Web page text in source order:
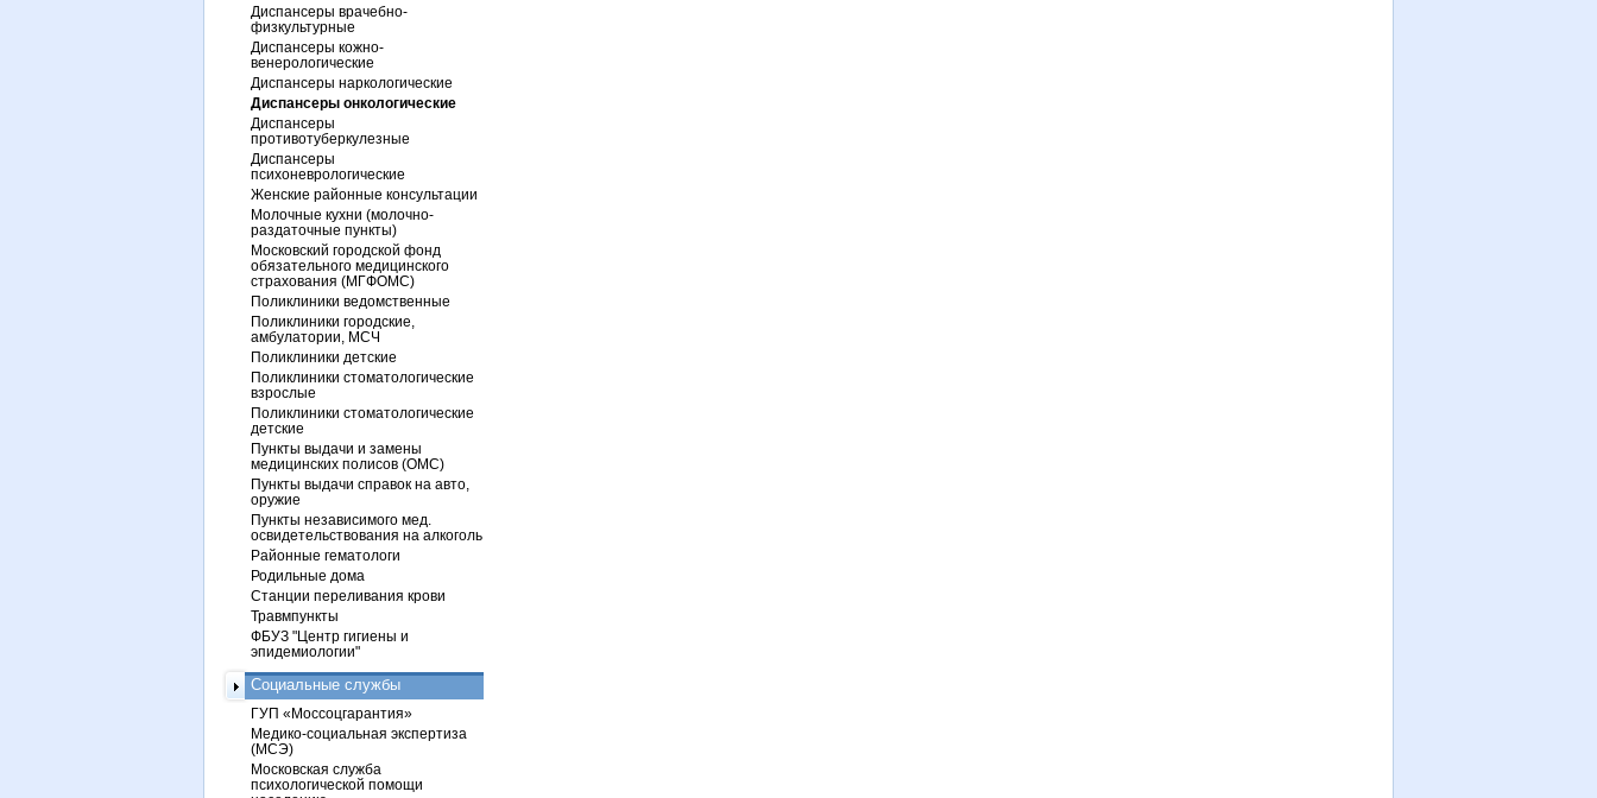
Диспансеры врачебно-
физкультурные
Диспансеры кожно-
венерологические
Диспансеры наркологические
Диспансеры онкологические
Диспансеры
противотуберкулезные
Диспансеры
психоневрологические
Женские районные консультации
Молочные кухни (молочно-
раздаточные пункты)
Московский городской фонд
обязательного медицинского
страхования (МГФОМС)
Поликлиники ведомственные
Поликлиники городские,
амбулатории, МСЧ
Поликлиники детские
Поликлиники стоматологические
взрослые
Поликлиники стоматологические
детские
Пункты выдачи и замены
медицинских полисов (ОМС)
Пункты выдачи справок на авто,
оружие
Пункты независимого мед.
освидетельствования на алкоголь
Районные гематологи
Родильные дома
Станции переливания крови
Травмпункты
ФБУЗ "Центр гигиены и
эпидемиологии"
Социальные службы
ГУП «Моссоцгарантия»
Медико-социальная экспертиза
(МСЭ)
Московская служба
психологической помощи